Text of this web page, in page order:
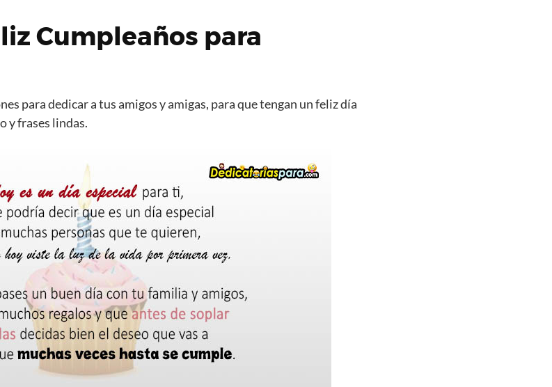
Cumpleaños para
para dedicar a tus amigos y amigas, para que tengan un feliz día
y frases lindas.